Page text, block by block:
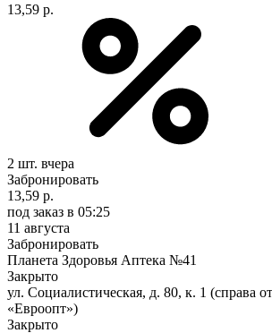
13,59 р.
2 шт. вчера
Забронировать
13,59 р.
под заказ в 05:25
11 августа
Забронировать
Планета Здоровья Аптека №41
Закрыто
ул. Социалистическая, д. 80, к. 1 (справа
«Евроопт»)
Закрыто